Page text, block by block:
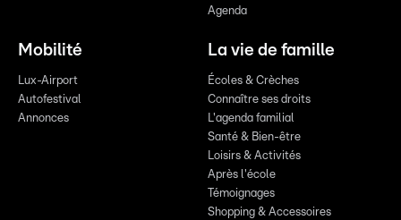
Agenda
Mobilité
Lux-Airport
Autofestival
Annonces
La vie de famille
Écoles & Crèches
Connaître ses droits
L'agenda familial
Santé & Bien-être
Loisirs & Activités
Après l'école
Témoignages
Shopping & Accessoires